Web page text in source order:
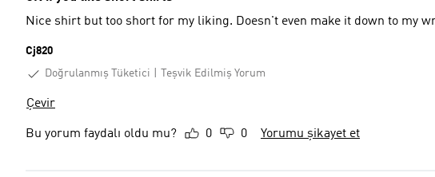
Cj820
Doğrulanmış Tüketici
Teşvik Edilmiş Yorum
Çevir
Bu yorum faydalı oldu mu? 0 0 Yorumu şikayet et